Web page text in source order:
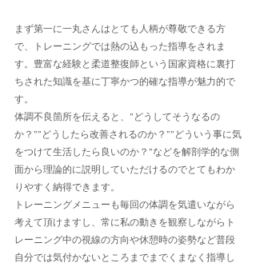
まず第一に一丸さんはとても人柄が尊敬できる方
で、トレーニングでは熱の込もった指導をされま
す。豊富な経験と柔道整復師という国家資格に裏打
ちされた知識を基に丁寧かつ的確な指導が魅力的で
す。
体調不良箇所を伝えると、”どうしてそうなるの
か？””どうしたら改善されるのか？””どういう事に気
をつけて生活したら良いのか？”などを解剖学的な側
面から理論的に説明していただけるのでとてもわか
りやすく納得できます。
トレーニングメニューも毎回の体調を気遣いながら
考えて頂けますし、常に私の動きを観察しながらト
レーニング中の視線の方向や休憩時の姿勢など普段
自分では気付かないところまでまでくまなく指導し